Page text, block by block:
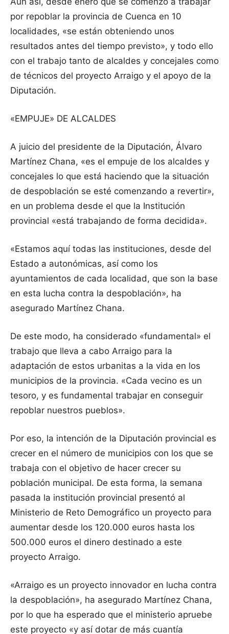
por repoblar la provincia de Cuenca en 10
localidades, «se están obteniendo unos
resultados antes del tiempo previsto», y todo ello
con el trabajo tanto de alcaldes y concejales como
de técnicos del proyecto Arraigo y el apoyo de la
Diputación.
«EMPUJE» DE ALCALDES
A juicio del presidente de la Diputación, Álvaro
Martínez Chana, «es el empuje de los alcaldes y
concejales lo que está haciendo que la situación
de despoblación se esté comenzando a revertir»,
en un problema desde el que la Institución
provincial «está trabajando de forma decidida».
«Estamos aquí todas las instituciones, desde del
Estado a autonómicas, así como los
ayuntamientos de cada localidad, que son la base
en esta lucha contra la despoblación», ha
asegurado Martínez Chana.
De este modo, ha considerado «fundamental» el
trabajo que lleva a cabo Arraigo para la
adaptación de estos urbanitas a la vida en los
municipios de la provincia. «Cada vecino es un
tesoro, y es fundamental trabajar en conseguir
repoblar nuestros pueblos».
Por eso, la intención de la Diputación provincial es
crecer en el número de municipios con los que se
trabaja con el objetivo de hacer crecer su
población municipal. De esta forma, la semana
pasada la institución provincial presentó al
Ministerio de Reto Demográfico un proyecto para
aumentar desde los 120.000 euros hasta los
500.000 euros el dinero destinado a este
proyecto Arraigo.
«Arraigo es un proyecto innovador en lucha contra
la despoblación», ha asegurado Martínez Chana,
por lo que ha esperado que el ministerio apruebe
este proyecto «y así dotar de más cuantía